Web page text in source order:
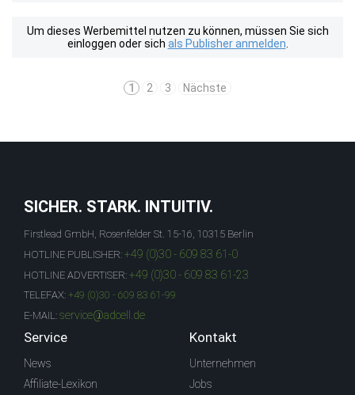
Um dieses Werbemittel nutzen zu können, müssen Sie sich
einloggen oder sich als Publisher anmelden
1 2 3 Nächste
SICHER. STARK. INTUITIV.
Firstlead GmbH, Rosenfelder St. 15-16, 10315 Berlin
HOTLINE PUBLISHER: +49 (0)30 - 609 83 61-0
HOTLINE ADVERTISER: +49 (0)30 - 609 83 61-23
TELEFAX: +49 (0)30 - 609 83 61-99
E-MAIL: service@adcell.de
Service
News
Affiliate-Lexikon
Kontakt
Unternehmen
Jobs